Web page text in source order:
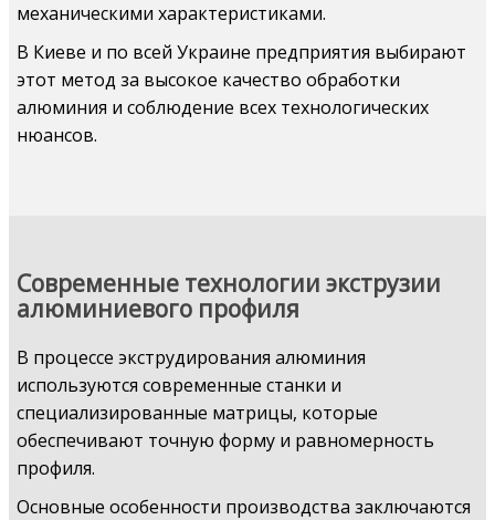
механическими характеристиками.
В Киеве и по всей Украине предприятия выбирают
этот метод за высокое качество обработки
алюминия и соблюдение всех технологических
нюансов.
Современные технологии экструзии
алюминиевого профиля
В процессе экструдирования алюминия
используются современные станки и
специализированные матрицы, которые
обеспечивают точную форму и равномерность
профиля.
Основные особенности производства заключаются